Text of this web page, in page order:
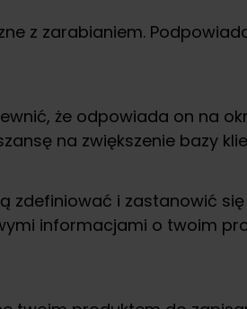
z zarabianiem.
że odpowiada on na
na zwiększenie bazy
zdefiniować i zastanowić
informacjami o twoim